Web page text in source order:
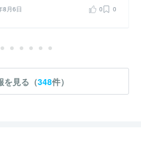
8月6日 0 0
を見る（348件）